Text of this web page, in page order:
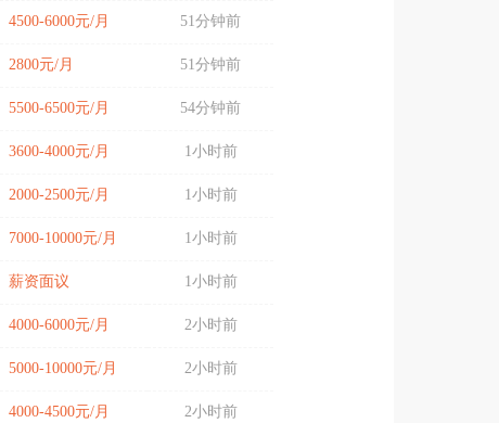
4500-6000元/月 51分钟前
2800元/月 51分钟前
5500-6500元/月 54分钟前
3600-4000元/月 1小时前
2000-2500元/月 1小时前
7000-10000元/月 1小时前
薪资面议 1小时前
4000-6000元/月 2小时前
5000-10000元/月 2小时前
4000-4500元/月 2小时前